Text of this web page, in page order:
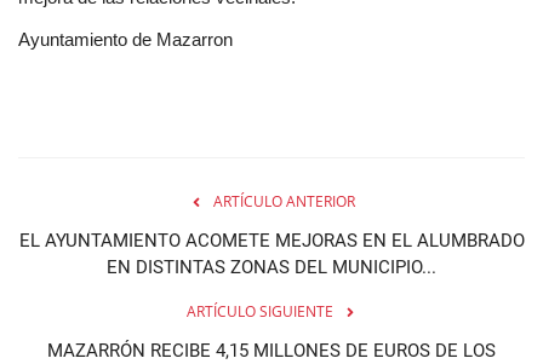
Ayuntamiento de Mazarron
ARTÍCULO ANTERIOR
EL AYUNTAMIENTO ACOMETE MEJORAS EN EL ALUMBRADO
EN DISTINTAS ZONAS DEL MUNICIPIO...
ARTÍCULO SIGUIENTE
MAZARRÓN RECIBE 4,15 MILLONES DE EUROS DE LOS